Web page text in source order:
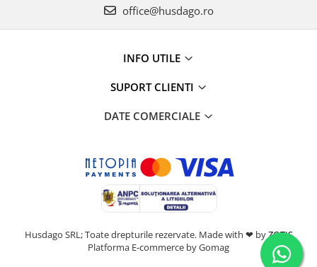
office@husdago.ro
INFO UTILE
SUPORT CLIENTI
DATE COMERCIALE
Husdago SRL; Toate drepturile rezervate. Made with ❤ byZOTIS
Platforma E-commerce by Gomag